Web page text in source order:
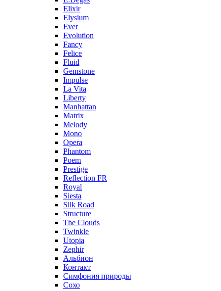
Elixir
Elysium
Ever
Evolution
Fancy
Felice
Fluid
Gemstone
Impulse
La Vita
Liberty
Manhattan
Matrix
Melody
Mono
Opera
Phantom
Poem
Prestige
Reflection FR
Royal
Siesta
Silk Road
Structure
The Clouds
Twinkle
Utopia
Zephir
Альбион
Контакт
Симфония природы
Сохо